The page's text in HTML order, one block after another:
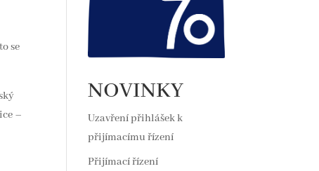
se
–
NOVINKY
Uzavření přihlášek k
přijímacímu řízení
Přijímací řízení